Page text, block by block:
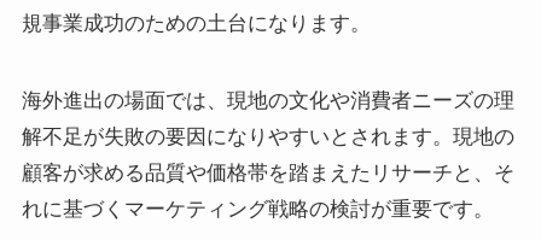
規事業成功のための土台になります。
海外進出の場面では、現地の文化や消費者ニーズの理
解不足が失敗の要因になりやすいとされます。現地の
顧客が求める品質や価格帯を踏まえたリサーチと、そ
れに基づくマーケティング戦略の検討が重要です。